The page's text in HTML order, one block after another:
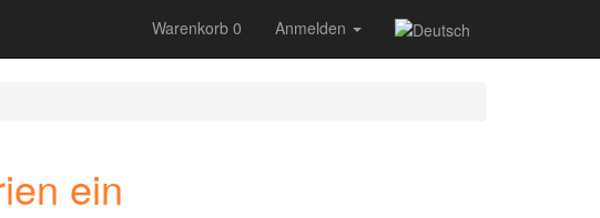
Anmelden
Warenkorb 0
ein